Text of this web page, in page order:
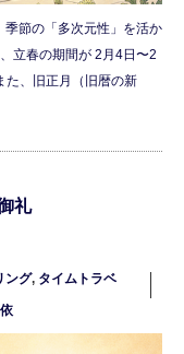
節の「多次元性」を活か
立春の期間が 2月4日〜2
た、旧正月（旧暦の新
礼
ング, タイムトラベ